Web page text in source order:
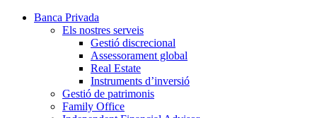
Banca Privada
Els nostres serveis
Gestió discrecional
Assessorament global
Real Estate
Instruments d’inversió
Gestió de patrimonis
Family Office